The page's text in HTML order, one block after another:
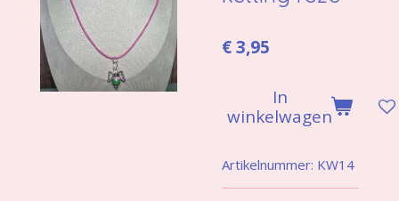
€ 3,95
In
winkelwagen
Artikelnummer: KW14